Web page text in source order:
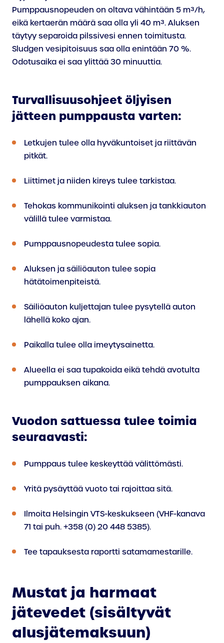
Pumppausnopeuden on oltava vähintään 5 m³/h,
eikä kertaerän määrä saa olla yli 40 m³. Aluksen
täytyy separoida pilssivesi ennen toimitusta.
Sludgen vesipitoisuus saa olla enintään 70 %.
Odotusaika ei saa ylittää 30 minuuttia.
Turvallisuusohjeet öljyisen
jätteen pumppausta varten:
Letkujen tulee olla hyväkuntoiset ja riittävän
pitkät.
Liittimet ja niiden kireys tulee tarkistaa.
Tehokas kommunikointi aluksen ja tankkiauton
välillä tulee varmistaa.
Pumppausnopeudesta tulee sopia.
Aluksen ja säiliöauton tulee sopia
hätätoimenpiteistä.
Säiliöauton kuljettajan tulee pysytellä auton
lähellä koko ajan.
Paikalla tulee olla imeytysainetta.
Alueella ei saa tupakoida eikä tehdä avotulta
pumppauksen aikana.
Vuodon sattuessa tulee toimia
seuraavasti:
Pumppaus tulee keskeyttää välittömästi.
Yritä pysäyttää vuoto tai rajoittaa sitä.
Ilmoita Helsingin VTS-keskukseen (VHF-kanava
71 tai puh. +358 (0) 20 448 5385).
Tee tapauksesta raportti satamamestarille.
Mustat ja harmaat
jätevedet (sisältyvät
alusjätemaksuun)